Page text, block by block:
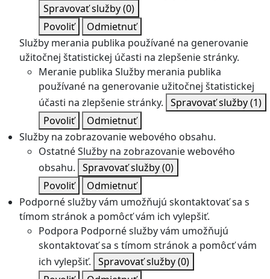
Spravovať služby(0)
Povoliť
Odmietnuť
Služby merania publika používané na generovanie
užitočnej štatistickej účasti na zlepšenie stránky.
Meranie publika Služby merania publika
používané na generovanie užitočnej štatistickej
účasti na zlepšenie stránky. Spravovať služby(1)
Povoliť
Odmietnuť
Služby na zobrazovanie webového obsahu.
OstatnéSlužby na zobrazovanie webového
obsahu. Spravovať služby(0)
Povoliť
Odmietnuť
Podporné služby vám umožňujú skontaktovať sa s
tímom stránok a pomôcť vám ich vylepšiť.
Podpora Podporné služby vám umožňujú
skontaktovať sa s tímom stránok a pomôcť vám
ich vylepšiť. Spravovať služby(0)